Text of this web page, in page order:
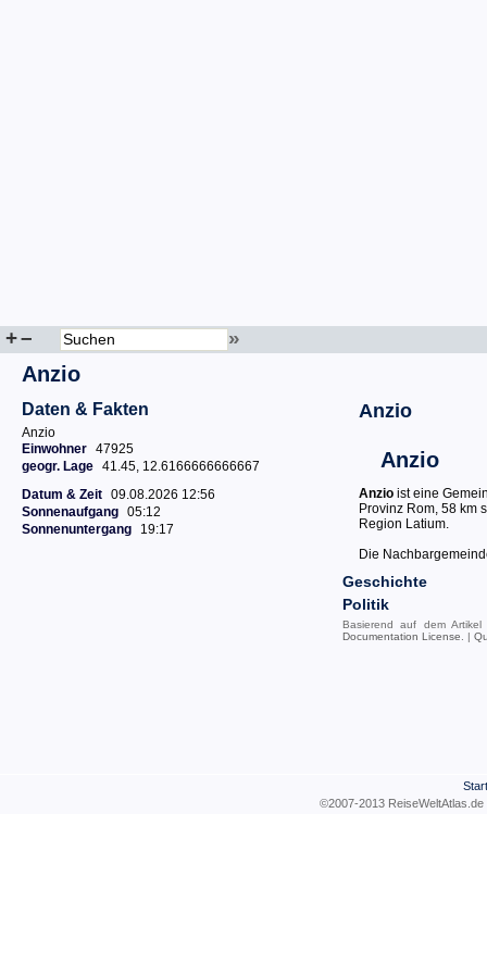
+– »
Anzio
Daten & Fakten
Anzio
Einwohner 47925
geogr. Lage 41.45, 12.6166666666667
Datum & Zeit 09.08.2026 12:56
Sonnenaufgang 05:12
Sonnenuntergang
19:17
Anzio
Anzio
Anzio ist eine
Provinz Rom, 58 km
Region Latium.
Die
Geschichte
Politik
Basierend auf dem Artikel
Documentation License . |
©2007-2013